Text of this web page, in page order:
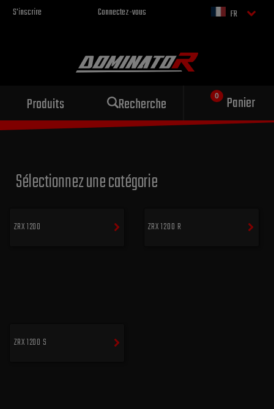
S'inscrire Connectez-vous FR
Produits Recherche Panier
Échappement sportif
pour votre moto
Sélectionnez une catégorie
ZRX 1200 ZRX 1200 R
ZRX 1200 S